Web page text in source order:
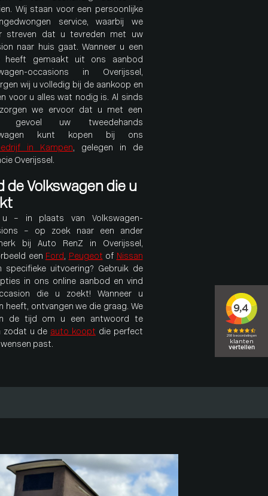
Wij staan voor een persoonlijke
service, waarbij we
streven dat u tevreden met uw
naar huis gaat. Wanneer u een
heeft gemaakt uit ons aanbod
occasions in Overijssel,
wij u volledig bij de aankoop en
voor u alles wat nodig is. Al sinds
we ervoor dat u met een
gevoel uw tweedehands
kunt kopen bij ons
in Kampen, gelegen in de
Overijssel.
de Volkswagen die u
u – in plaats van Volkswagen-
– op zoek naar een ander
bij Auto RenZ in Overijssel,
een Ford , Peugeot of Nissan
specifieke uitvoering? Gebruik de
in ons online aanbod en vind
die u zoekt! Wanneer u
heeft, ontvangen we die graag. We
de tijd om u een antwoord te
zodat u de auto koopt die perfect
wensen past.